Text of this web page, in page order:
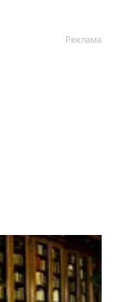
Реклама